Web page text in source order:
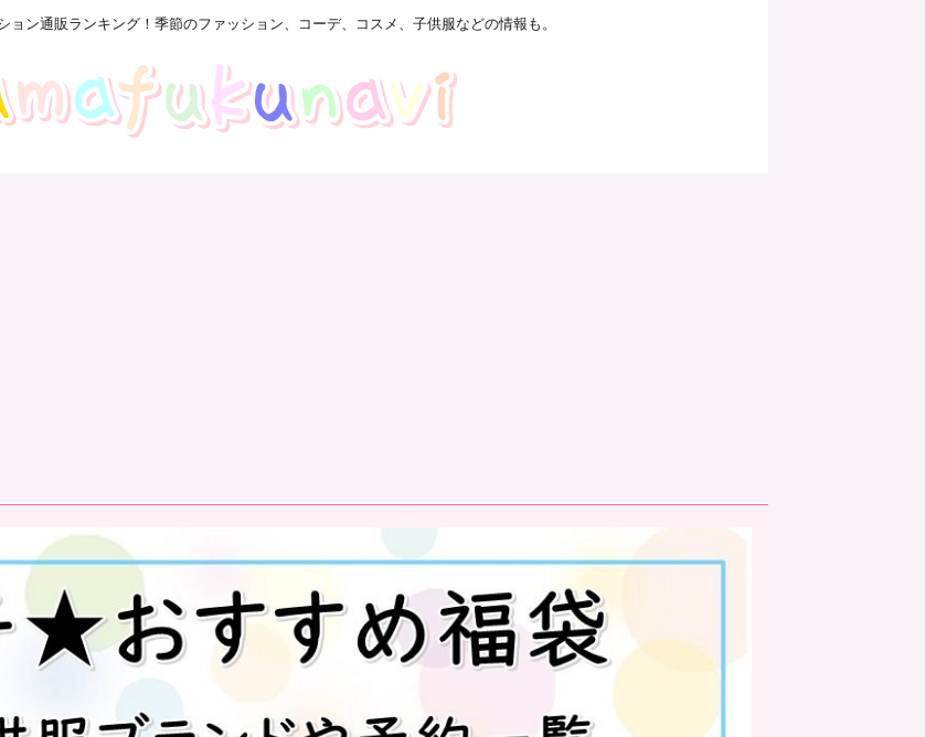
ョン通販ランキング！季節のファッション、コーデ、コスメ、子供服などの情報も。